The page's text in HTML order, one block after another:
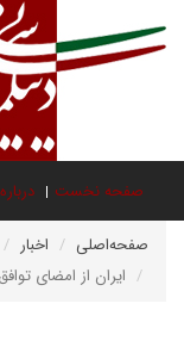
صفحه نخست
صفحه‌اصلی اخبار
ایران از امضای